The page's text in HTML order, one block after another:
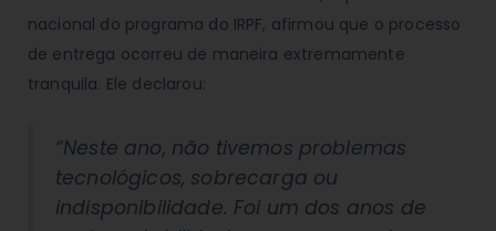
nacional do programa do IRPF, afirmou que o processo
de entrega ocorreu de maneira extremamente
tranquila. Ele declarou:
“Neste ano, não tivemos problemas
tecnológicos, sobrecarga ou
indisponibilidade. Foi um dos anos de